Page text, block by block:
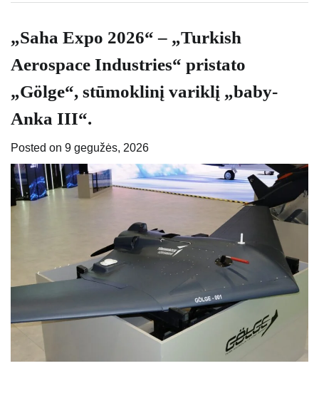
„Saha Expo 2026“ – „Turkish
Aerospace Industries“ pristato
„Gölge“, stūmoklinį variklį „baby-
Anka III“.
Posted on 9 gegužės, 2026